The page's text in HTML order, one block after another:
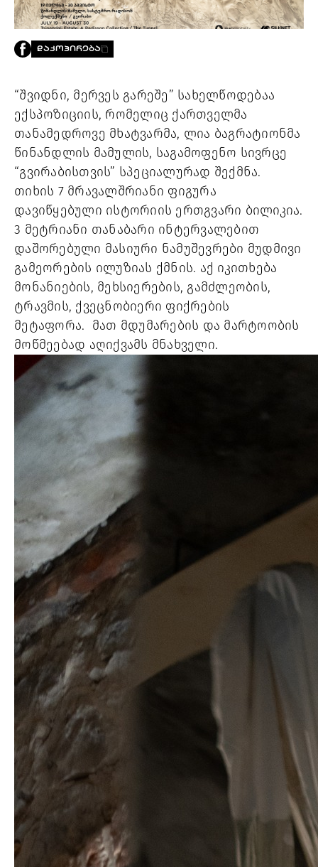
PROJECTS
TV
LIBRARY
ᲒᲐᲛᲝᲒᲕᲧᲔᲕᲘ
ᲙᲝᲜᲢᲐᲥᲢᲘ
INFO@HAMMOCKMAGAZINE.GE
ᲩᲕᲔᲜ
ᲨᲔᲡᲐᲮᲔᲑ
STUDIO
ᲓᲐᲙᲝᲞᲘᲠᲔᲑᲐ
“შვიდნი, მერვეს გარეშე” სახელწოდებაა
ექსპოზიციის, რომელიც ქართველმა
თანამედროვე მხატვარმა, ლია ბაგრატიონმა
წინანდლის მამულის, საგამოფენო სივრცე
“გვირაბისთვის” სპეციალურად შექმნა.
თიხის 7 მრავალშრიანი ფიგურა
დავიწყებული ისტორიის ერთგვარი ბილიკია.
3 მეტრიანი თანაბარი ინტერვალებით
დაშორებული მასიური ნამუშევრები მუდმივი
გამეორების ილუზიას ქმნის. აქ იკითხება
მონანიების, მეხსიერების, გამძლეობის,
ტრავმის, ქვეცნობიერი ფიქრების
მეტაფორა. მათ მდუმარების და მარტოობის
მოწმეებად აღიქვამს მნახველი.